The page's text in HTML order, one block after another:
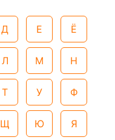
Д Е Ё
Л М Н
Т У Ф
Щ Ю Я